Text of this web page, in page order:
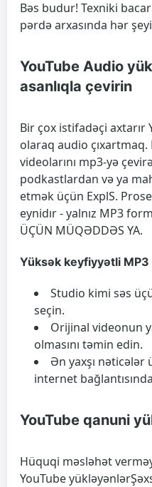
Bəs budur! Texniki
pərdə arxasında hər
YouTube Audio
asanlıqla çevirin
Bir çox istifadəçi axtarır
olaraq audio çıxartmaq.
videolarını mp3-yə
podkastlardan və ya
etmək üçün ExplS.
eynidır - yalnız MP3
ÜÇÜN MÜQƏDDƏS YA.
Yüksək keyfiyyətli
Studio kimi səs
seçin.
Orijinal videonun
olmasını təmin edin.
Ən yaxşı
internet
YouTube qanuni
Hüquqi məsləhət
YouTube yükləyənlər